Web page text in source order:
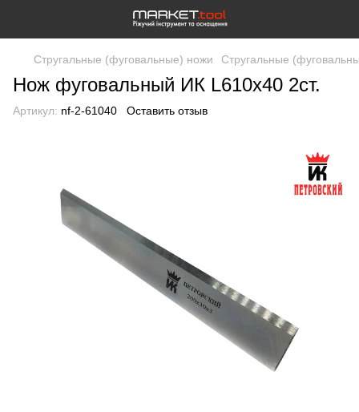
Стругальные (фуговальные) ножи Стругальные
Нож фуговальный ИК L610x40 2ст.
Артикул: nf-2-61040 Оставить отзыв